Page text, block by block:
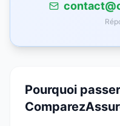
Pourquoi